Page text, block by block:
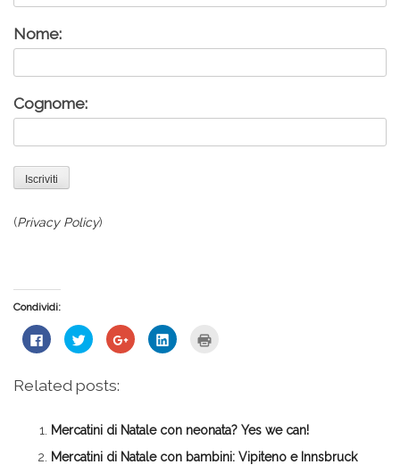
Nome:
Cognome:
(Privacy Policy)
Condividi:
Fai
clic
su
Facebook
in
una
finestra)
Fai
clic
condividere
su
apre
in
nuova
finestra)
Fai
clic
apre
in
nuova
finestra)
Fai
clic
in
nuova
finestra)
una
nuova
Related posts:
Mercatini di Natale con neonata? Yes we can!
Mercatini di Natale con bambini: Vipiteno e Innsbruck